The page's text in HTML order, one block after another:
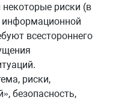
риски (в
информационной
всестороннего
риски,
безопасность,